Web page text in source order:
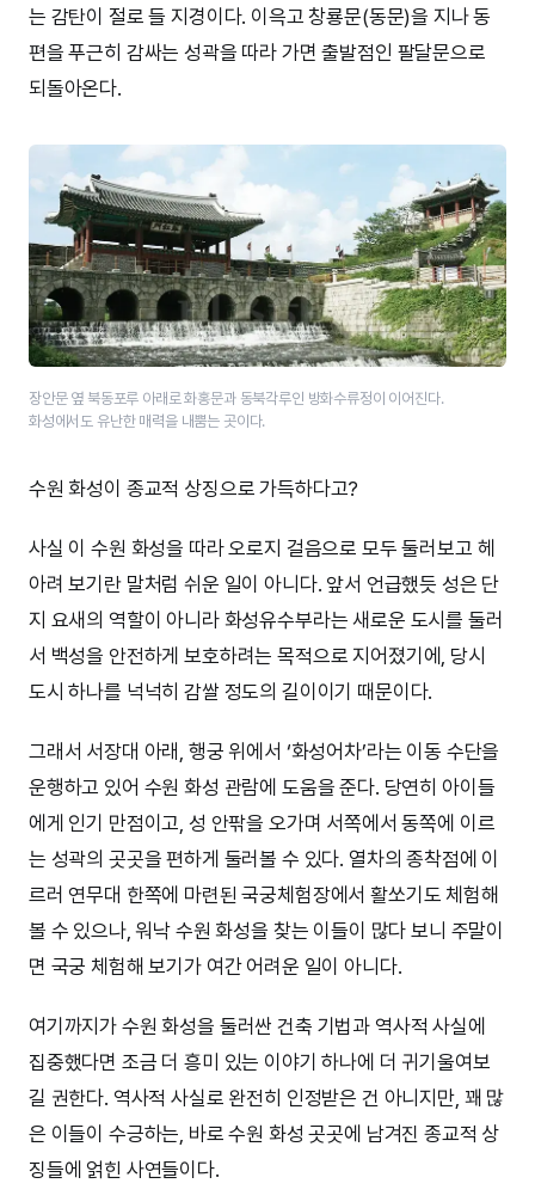
는 감탄이 절로 들 지경이다. 이윽고 창룡문(동문)을 지나 동
편을 푸근히 감싸는 성곽을 따라 가면 출발점인 팔달문으로
되돌아온다.
장안문 옆 북동포루 아래로 화홍문과 동북각루인 방화수류정이 이어진다.
화성에서도 유난한 매력을 내뿜는 곳이다.
수원 화성이 종교적 상징으로 가득하다고?
사실 이 수원 화성을 따라 오로지 걸음으로 모두 둘러보고 헤
아려 보기란 말처럼 쉬운 일이 아니다. 앞서 언급했듯 성은 단
지 요새의 역할이 아니라 화성유수부라는 새로운 도시를 둘러
서 백성을 안전하게 보호하려는 목적으로 지어졌기에, 당시
도시 하나를 넉넉히 감쌀 정도의 길이이기 때문이다.
그래서 서장대 아래, 행궁 위에서 ‘화성어차’라는 이동 수단을
운행하고 있어 수원 화성 관람에 도움을 준다. 당연히 아이들
에게 인기 만점이고, 성 안팎을 오가며 서쪽에서 동쪽에 이르
는 성곽의 곳곳을 편하게 둘러볼 수 있다. 열차의 종착점에 이
르러 연무대 한쪽에 마련된 국궁체험장에서 활쏘기도 체험해
볼 수 있으나, 워낙 수원 화성을 찾는 이들이 많다 보니 주말이
면 국궁 체험해 보기가 여간 어려운 일이 아니다.
여기까지가 수원 화성을 둘러싼 건축 기법과 역사적 사실에
집중했다면 조금 더 흥미 있는 이야기 하나에 더 귀기울여보
길 권한다. 역사적 사실로 완전히 인정받은 건 아니지만, 꽤 많
은 이들이 수긍하는, 바로 수원 화성 곳곳에 남겨진 종교적 상
징들에 얽힌 사연들이다.